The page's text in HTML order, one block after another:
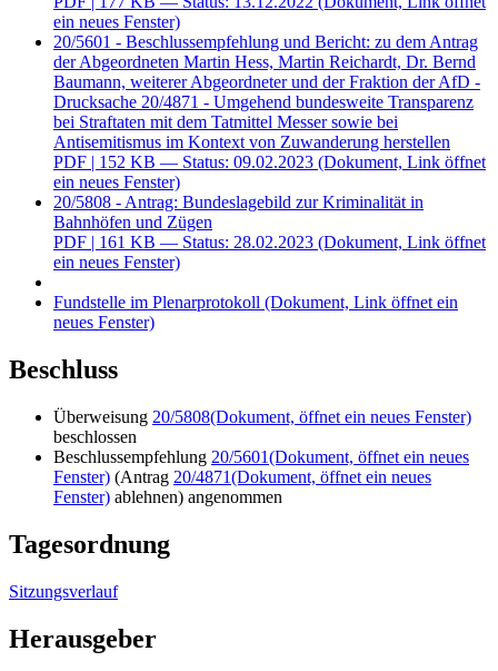
ein neues Fenster)
20/5601 - Beschlussempfehlung und Bericht: zu dem Antrag
der Abgeordneten Martin Hess, Martin Reichardt, Dr. Bernd
Baumann, weiterer Abgeordneter und der Fraktion der AfD -
Drucksache 20/4871 - Umgehend bundesweite Transparenz
bei Straftaten mit dem Tatmittel Messer sowie bei
Antisemitismus im Kontext von Zuwanderung herstellen
PDF | 152 KB — Status: 09.02.2023 (Dokument, Link öffnet
ein neues Fenster)
20/5808 - Antrag: Bundeslagebild zur Kriminalität in
Bahnhöfen und Zügen
PDF | 161 KB — Status: 28.02.2023 (Dokument, Link öffnet
ein neues Fenster)
Fundstelle im Plenarprotokoll (Dokument, Link öffnet ein
neues Fenster)
Beschluss
Überweisung 20/5808(Dokument, öffnet ein neues Fenster)
beschlossen
Beschlussempfehlung 20/5601(Dokument, öffnet ein neues
Fenster) (Antrag 20/4871(Dokument, öffnet ein neues
Fenster) ablehnen) angenommen
Tagesordnung
Sitzungsverlauf
Herausgeber